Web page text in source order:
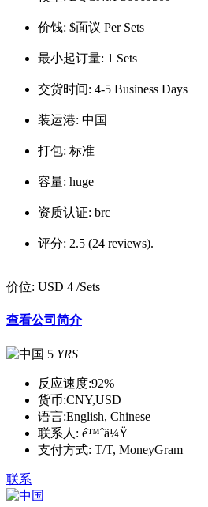
价钱: $面议 Per Sets
最小起订量: 1 Sets
交货时间: 4-5 Business Days
装运港: 中国
打包: 标准
容量: huge
资质认证: brc
评分: 2.5 (24 reviews).
价位: USD 4 /Sets
查看公司简介
5 YRS
反应速度:92%
货币:CNY,USD
语言:English, Chinese
联系人: é™ˆä¼Ÿ
支付方式: T/T, MoneyGram
联系